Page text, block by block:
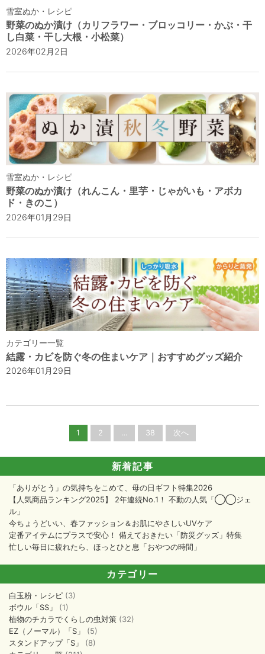
雪室ぬか・レシピ
野菜のぬか漬け（カリフラワー・ブロッコリー・かぶ・干
し白菜・干し大根・小松菜）
2026年02月2日
雪室ぬか・レシピ
野菜のぬか漬け（れんこん・里芋・じゃがいも・アボカ
ド・きのこ）
2026年01月29日
カテゴリー一覧
結露・カビを防ぐ冬の住まいケア｜おすすめグッズ紹介
2026年01月29日
ナ
ゲ
ー
シ
ョ
ン
1 2 … 38 次へ
新着記事
「ありがとう」の気持ちをこめて、母の日ギフト特集2026
【人気商品ランキング2025】 2年連続No.1！ 不動の人気「◯◯ジェ
ル」
今ちょうどいい、春ファッション＆お肌にやさしいUVケア
定番アイテムにプラスで安心！ 備えておきたい「防災グッズ」特集
忙しい毎日に疲れたら、ほっとひと息「おやつの時間」
カテゴリー
白玉粉・レシピ (3)
ボウル「SS」
(1)
植物のチカラでくらしの虫対策 (32)
EZ（ノーマル）「S」
(5)
スタンドアップ「S」
(8)